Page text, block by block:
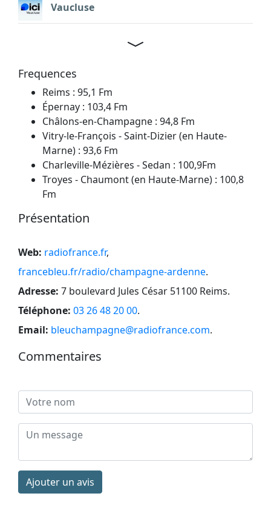
Vaucluse
Frequences
Reims : 95,1 Fm
Épernay : 103,4 Fm
Châlons-en-Champagne : 94,8 Fm
Vitry-le-François - Saint-Dizier (en Haute-
Marne) : 93,6 Fm
Charleville-Mézières - Sedan : 100,9Fm
Troyes - Chaumont (en Haute-Marne) : 100,8
Fm
Présentation
Web: radiofrance.fr,
francebleu.fr/radio/champagne-ardenne.
Adresse: 7 boulevard Jules César 51100 Reims.
Téléphone: 03 26 48 20 00.
Email: bleuchampagne@radiofrance.com.
Commentaires
Ajouter un avis